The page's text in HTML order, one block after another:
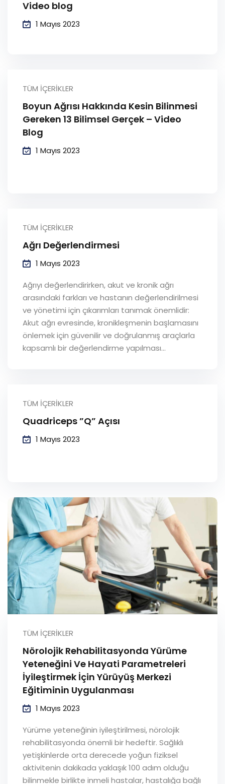
Video blog
1 Mayıs 2023
TÜM İÇERIKLER
Boyun Ağrısı Hakkında Kesin Bilinmesi
Gereken 13 Bilimsel Gerçek – Video
Blog
1 Mayıs 2023
TÜM İÇERIKLER
Ağrı Değerlendirmesi
1 Mayıs 2023
Ağrıyı değerlendirirken, akut ve kronik ağrı
arasındaki farkları ve hastanın değerlendirilmesi
ve yönetimi için çıkarımları tanımak önemlidir:
Akut ağrı evresinde, kronikleşmenin başlamasını
önlemek için güvenilir ve doğrulanmış araçlarla
kapsamlı bir değerlendirme yapılması...
TÜM İÇERIKLER
Quadriceps ”Q” Açısı
1 Mayıs 2023
TÜM İÇERIKLER
Nörolojik Rehabilitasyonda Yürüme
Yeteneğini Ve Hayati Parametreleri
İyileştirmek İçin Yürüyüş Merkezi
Eğitiminin Uygulanması
1 Mayıs 2023
Yürüme yeteneğinin iyileştirilmesi, nörolojik
rehabilitasyonda önemli bir hedeftir. Sağlıklı
yetişkinlerde orta derecede yoğun fiziksel
aktivitenin dakikada yaklaşık 100 adım olduğu
bilinmekle birlikte inmeli hastalar, hastalığa bağlı